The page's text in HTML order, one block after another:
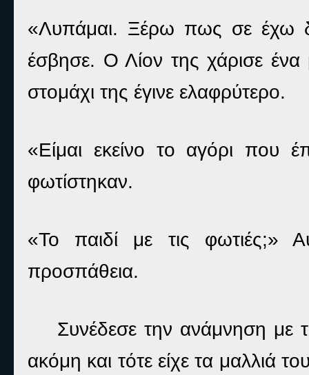
«Λυπάμαι. Ξέρω πως σε έχω
έσβησε. Ο Λίον της χάρισε
στομάχι της έγινε ελαφρύτερο.
«Είμαι εκείνο το αγόρι που
φωτίστηκαν.
«Το παιδί με τις φωτιές;»
προσπάθεια.
Συνέδεσε την ανάμνηση με
ακόμη και τότε είχε τα μαλλιά